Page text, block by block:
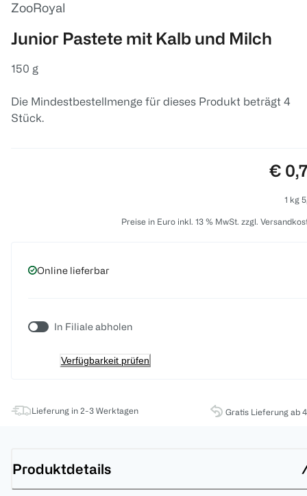
ZooRoyal
Junior Pastete mit Kalb und Milch
150 g
Die Mindestbestellmenge für dieses Produkt beträgt 4
Stück.
€
1 kg
Preise in Euro inkl. 13 % MwSt. zzgl.
Online lieferbar
In Filiale abholen
Verfügbarkeit prüfen
Lieferung in 2-3 Werktagen Gratis Lieferung ab
Produktdetails